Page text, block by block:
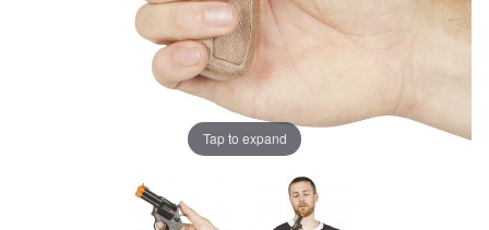
Tap to expand